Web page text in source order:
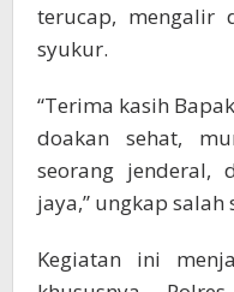
terucap, mengalir
syukur.
“Terima kasih
doakan sehat,
seorang jenderal,
jaya,” ungkap
Kegiatan ini